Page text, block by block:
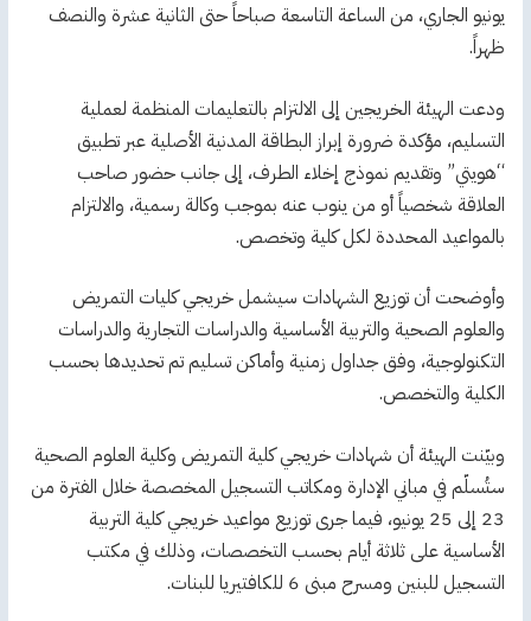
يونيو الجاري، من الساعة التاسعة صباحاً حتى الثانية عشرة والنصف
ظهراً.
ودعت الهيئة الخريجين إلى الالتزام بالتعليمات المنظمة لعملية
التسليم، مؤكدة ضرورة إبراز البطاقة المدنية الأصلية عبر تطبيق
“هويتي” وتقديم نموذج إخلاء الطرف، إلى جانب حضور صاحب
العلاقة شخصياً أو من ينوب عنه بموجب وكالة رسمية، والالتزام
بالمواعيد المحددة لكل كلية وتخصص.
وأوضحت أن توزيع الشهادات سيشمل خريجي كليات التمريض
والعلوم الصحية والتربية الأساسية والدراسات التجارية والدراسات
التكنولوجية، وفق جداول زمنية وأماكن تسليم تم تحديدها بحسب
الكلية والتخصص.
وبيّنت الهيئة أن شهادات خريجي كلية التمريض وكلية العلوم الصحية
ستُسلّم في مباني الإدارة ومكاتب التسجيل المخصصة خلال الفترة من
23 إلى 25 يونيو، فيما جرى توزيع مواعيد خريجي كلية التربية
الأساسية على ثلاثة أيام بحسب التخصصات، وذلك في مكتب
التسجيل للبنين ومسرح مبنى 6 للكافتيريا للبنات.